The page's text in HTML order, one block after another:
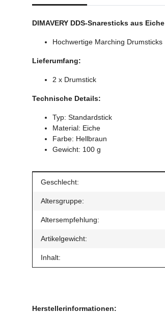
DIMAVERY DDS-Snaresticks aus Eiche
Hochwertige Marching Drumsticks
Lieferumfang:
2 x Drumstick
Technische Details:
Typ: Standardstick
Material: Eiche
Farbe: Hellbraun
Gewicht: 100 g
Produkteigenschaft
Wert
Geschlecht:
Altersgruppe:
Altersempfehlung:
Artikelgewicht:
Inhalt:
Herstellerinformationen: